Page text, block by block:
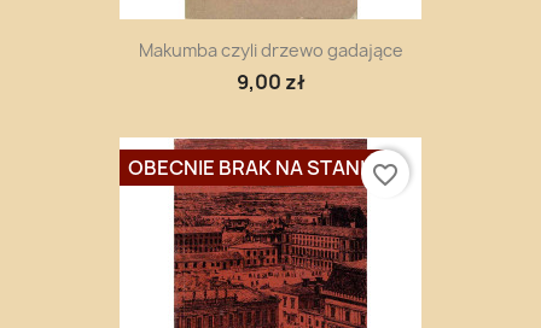
Makumba czyli drzewo gadające
9,00 zł
OBECNIE BRAK NA STANIEfavorite_border